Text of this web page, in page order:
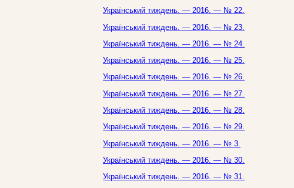
Український тиждень. — 2016. — № 22.
Український тиждень. — 2016. — № 23.
Український тиждень. — 2016. — № 24.
Український тиждень. — 2016. — № 25.
Український тиждень. — 2016. — № 26.
Український тиждень. — 2016. — № 27.
Український тиждень. — 2016. — № 28.
Український тиждень. — 2016. — № 29.
Український тиждень. — 2016. — № 3.
Український тиждень. — 2016. — № 30.
Український тиждень. — 2016. — № 31.